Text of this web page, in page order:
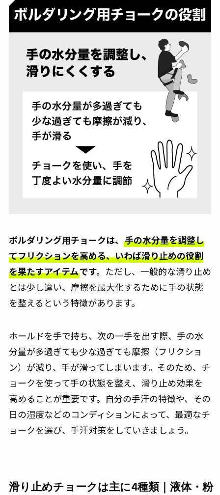
ボルダリング用チョークは、 手の水分量を調整し
てフリクションを高める、いわば滑り止めの役割
を果たすアイテムです。 ただし、一般的な滑り止め
とは少し違い、摩擦を最大化するために手の状態
を整えるという特徴があります。
ホールドを手で持ち、次の一手を出す際、手の水
分量が多過ぎても少な過ぎても摩擦（フリクショ
ン）が減り、手が滑ってしまいます。そのため、チ
ョークを使って手の状態を整え、滑り止め効果を
高めることが重要です。自分の手汗の特徴や、その
日の湿度などのコンディションによって、最適なチ
ョークを選び、手汗対策をしていきましょう。
滑り止めチョークは主に4種類｜液体・粉